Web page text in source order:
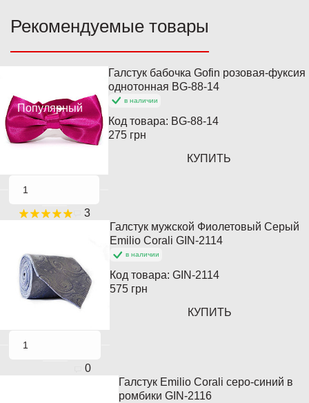
Рекомендуемые товары
Популярный
3
Галстук бабочка Gofin розовая-фуксия
однотонная BG-88-14
в наличии
Код товара: BG-88-14
275 грн
КУПИТЬ
0
Галстук мужской Фиолетовый Серый
Emilio Corali GIN-2114
в наличии
Код товара:GIN-2114
575 грн
КУПИТЬ
Галстук Emilio Corali серо-синий в
ромбики GIN-2116